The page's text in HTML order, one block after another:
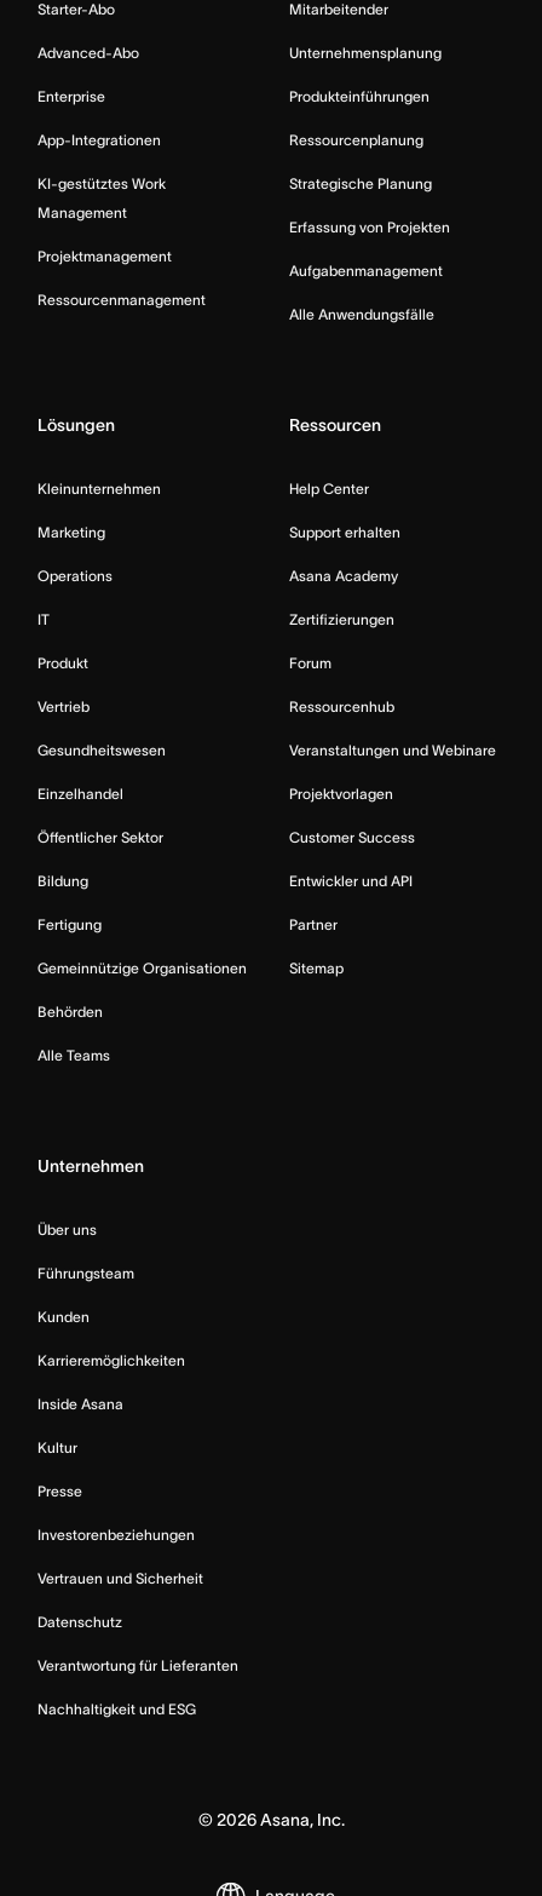
Starter-Abo
Advanced-Abo
Enterprise
App-Integrationen
KI-gestütztes Work
Management
Projektmanagement
Ressourcenmanagement
Mitarbeitender
Unternehmensplanung
Produkteinführungen
Ressourcenplanung
Strategische Planung
Erfassung von Projekten
Aufgabenmanagement
Alle Anwendungsfälle
Lösungen
Kleinunternehmen
Marketing
Operations
IT
Produkt
Vertrieb
Gesundheitswesen
Einzelhandel
Öffentlicher Sektor
Bildung
Fertigung
Gemeinnützige Organisationen
Behörden
Alle Teams
Ressourcen
Help Center
Support erhalten
Asana Academy
Zertifizierungen
Forum
Ressourcenhub
Veranstaltungen und Webinare
Projektvorlagen
Customer Success
Entwickler und API
Partner
Sitemap
Unternehmen
Über uns
Führungsteam
Kunden
Karrieremöglichkeiten
Inside Asana
Kultur
Presse
Investorenbeziehungen
Vertrauen und Sicherheit
Datenschutz
Verantwortung für Lieferanten
Nachhaltigkeit und ESG
© 2026Asana, Inc.